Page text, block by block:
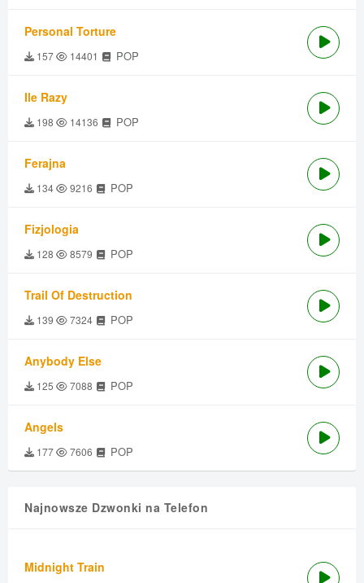
Personal Torture
157 14401 POP
Ile Razy
198 14136 POP
Ferajna
134 9216 POP
Fizjologia
128 8579 POP
Trail Of Destruction
139 7324 POP
Anybody Else
125 7088 POP
Angels
177 7606 POP
Najnowsze Dzwonki na Telefon
Midnight Train